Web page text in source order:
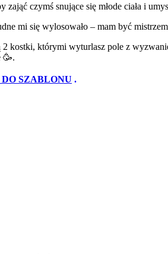
czymś snujące się młode ciała i
mi się wylosowało – mam być
kostki, którymi wyturlasz pole z
🥳.
SZABLONU .